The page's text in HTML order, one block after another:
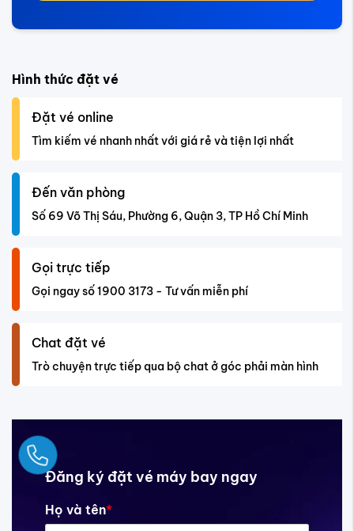
Hình thức đặt vé
Đặt vé online
Tìm kiếm vé nhanh nhất với giá rẻ và tiện lợi nhất
Đến văn phòng
Số 69 Võ Thị Sáu, Phường 6, Quận 3, TP Hồ Chí Minh
Gọi trực tiếp
Gọi ngay số 1900 3173 - Tư vấn miễn phí
Chat đặt vé
Trò chuyện trực tiếp qua bộ chat ở góc phải màn hình
Đăng ký đặt vé máy bay ngay
Họ và tên*